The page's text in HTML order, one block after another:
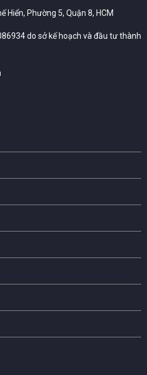
Hiển, Phường 5, Quận 8, HCM
do sở kế hoạch và đầu tư thành